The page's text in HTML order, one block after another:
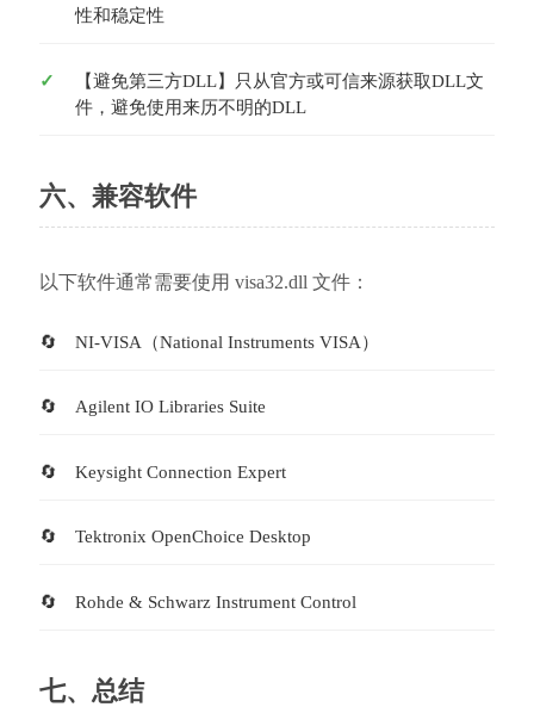
性和稳定性
【避免第三方DLL】只从官方或可信来源获取DLL文
件，避免使用来历不明的DLL
六、兼容软件
以下软件通常需要使用 visa32.dll 文件：
NI-VISA（National Instruments VISA）
Agilent IO Libraries Suite
Keysight Connection Expert
Tektronix OpenChoice Desktop
Rohde & Schwarz Instrument Control
七、总结